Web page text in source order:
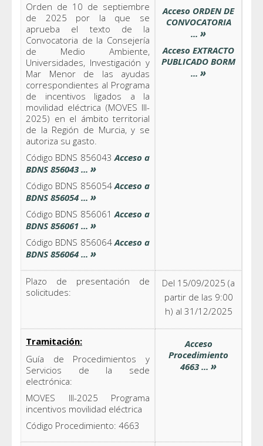
Orden de 10 de septiembre
de 2025 por la que se
aprueba el texto de la
Convocatoria de la Consejería
de Medio Ambiente,
Universidades, Investigación y
Mar Menor de las ayudas
correspondientes al Programa
de incentivos ligados a la
movilidad eléctrica (MOVES III-
2025) en el ámbito territorial
de la Región de Murcia, y se
autoriza su gasto.
Código BDNS 856043Acceso a
BDNS 856043 ... »
Código BDNS 856054Acceso a
BDNS 856054 ... »
Código BDNS 856061Acceso a
BDNS 856061 ... »
Código BDNS 856064Acceso a
BDNS 856064 ... »
Acceso ORDEN DE
CONVOCATORIA
... »
Acceso EXTRACTO
PUBLICADO BORM
... »
Plazo de presentación de
solicitudes:
Del 15/09/2025 (a
partir de las 9:00
h) al 31/12/2025
Tramitación:
Guía de Procedimientos y
Servicios de la sede
electrónica:
MOVES III-2025 Programa
incentivos movilidad eléctrica
Código Procedimiento: 4663
Acceso
Procedimiento
4663 ... »